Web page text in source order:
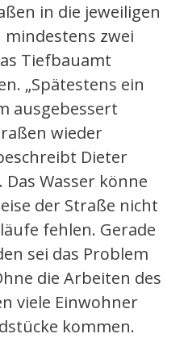
in die jeweiligen
zwei
Tiefbauamt
„Spätestens ein
ausgebessert
wieder
Dieter
Wasser könne
der Straße nicht
fehlen. Gerade
sei das Problem
die Arbeiten des
viele Einwohner
kommen.